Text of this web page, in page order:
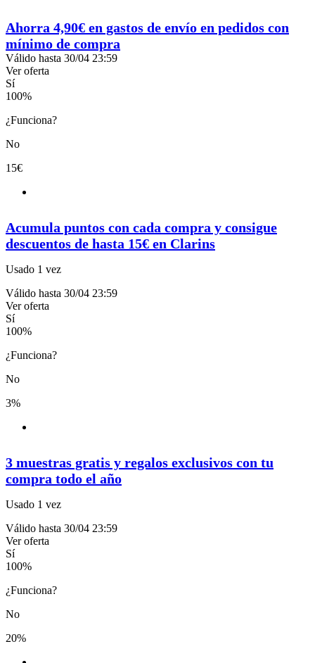
Ahorra 4,90€ en gastos de envío en pedidos con
mínimo de compra
Válido hasta 30/04 23:59
Ver oferta
Sí
100%
¿Funciona?
No
15€
Acumula puntos con cada compra y consigue
descuentos de hasta 15€ en Clarins
Usado 1 vez
Válido hasta 30/04 23:59
Ver oferta
Sí
100%
¿Funciona?
No
3%
3 muestras gratis y regalos exclusivos con tu
compra todo el año
Usado 1 vez
Válido hasta 30/04 23:59
Ver oferta
Sí
100%
¿Funciona?
No
20%